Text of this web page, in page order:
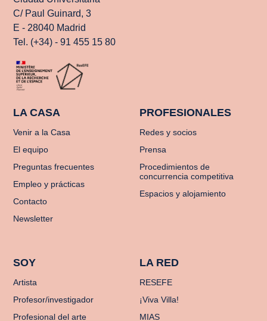
C/ Paul Guinard, 3
E - 28040 Madrid
Tel. (+34) - 91 455 15 80
LA CASA
Venir a la Casa
El equipo
Preguntas frecuentes
Empleo y prácticas
Contacto
Newsletter
PROFESIONALES
Redes y socios
Prensa
Procedimientos de
concurrencia competitiva
Espacios y alojamiento
SOY
Artista
Profesor/investigador
Profesional del arte
LA RED
RESEFE
¡Viva Villa!
MIAS